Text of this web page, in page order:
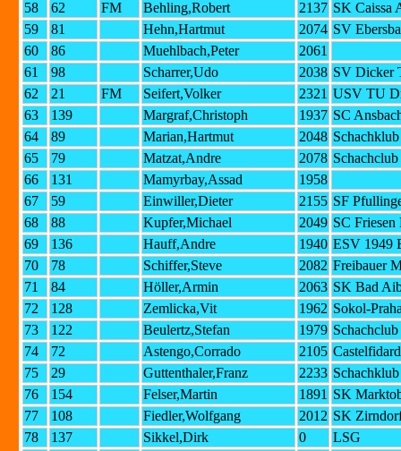
58
62 FM Behling,Robert 2137 SK Caissa
59
81 Hehn,Hartmut 2074 SV
60
86 Muehlbach,Peter
2061
61
98 Scharrer,Udo 2038 SV Dicker
62
21 FM Seifert,Volker 2321 USV TU
63
139 Margraf,Christoph 1937 SC
64
89 Marian,Hartmut 2048
65
79 Matzat,Andre 2078
66
131 Mamyrbay,Assad
1958
67
59 Einwiller,Dieter 2155 SF
68
88 Kupfer,Michael 2049 SC
69
136 Hauff,Andre 1940 ESV 1949
70
78 Schiffer,Steve 2082 Freibauer
71
84 Höller,Armin 2063 SK Bad
72
128 Zemlicka,Vit 1962 Sokol-
73
122 Beulertz,Stefan 1979
74
72 Astengo,Corrado 2105
75
29 Guttenthaler,Franz 2233
76
154 Felser,Martin 1891 SK
77
108 Fiedler,Wolfgang 2012 SK
78
137 Sikkel,Dirk 0
LSG